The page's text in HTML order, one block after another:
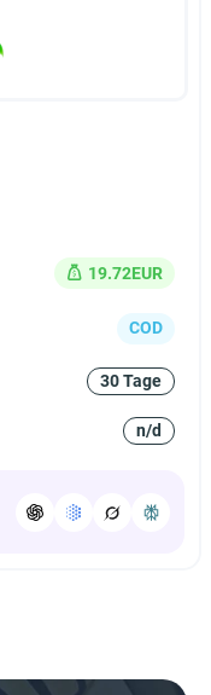
19.72EUR
COD
30 Tage
n/d